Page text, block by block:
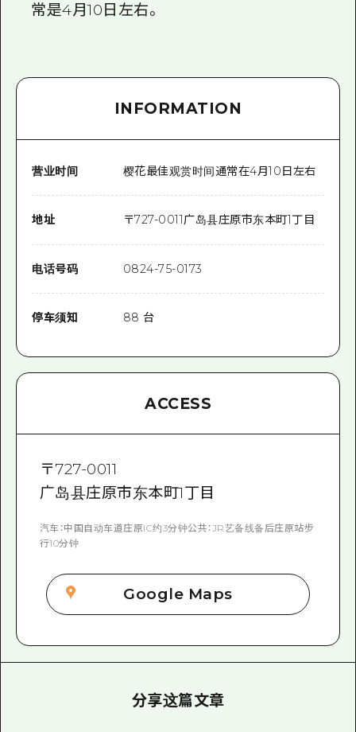
常是4月10日左右。
INFORMATION
营业时间 樱花最佳观赏时间通常在4月10日左右
地址 〒727-0011广岛县庄原市东本町1丁目
电话号码 0824-75-0173
停车须知 88 台
ACCESS
〒727-0011
广岛县庄原市东本町1丁目
汽车：中国自动车道庄原IC约3分钟公共：JR艺备线备后庄原站步
行10分钟
Google Maps
分享这篇文章